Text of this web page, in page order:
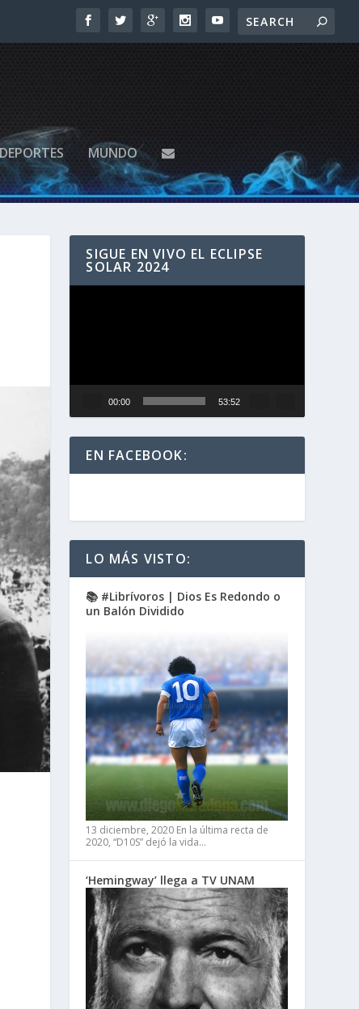
MUNDO
SIGUE EN VIVO EL ECLIPSE
SOLAR 2024
00:00 53:52
EN FACEBOOK:
LO MÁS VISTO:
📚 #Librívoros | Dios Es Redondo o
un Balón Dividido
13 diciembre, 2020 En la última recta de
2020, “D10S” dejó la vida…
‘Hemingway’ llega a TV UNAM